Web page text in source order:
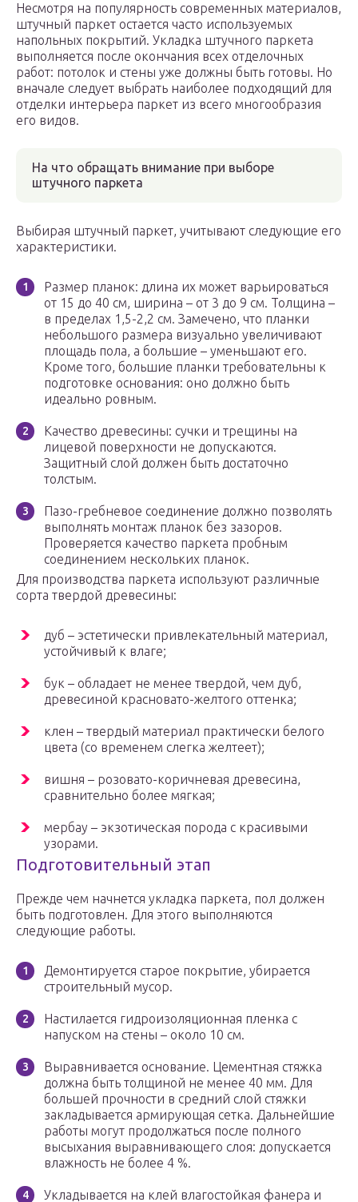
Несмотря на популярность современных материалов,
штучный паркет остается часто используемых
напольных покрытий. Укладка штучного паркета
выполняется после окончания всех отделочных
работ: потолок и стены уже должны быть готовы. Но
вначале следует выбрать наиболее подходящий для
отделки интерьера паркет из всего многообразия
его видов.
На что обращать внимание при выборе
штучного паркета
Выбирая штучный паркет, учитывают следующие его
характеристики.
Размер планок: длина их может варьироваться
от 15 до 40 см, ширина – от 3 до 9 см. Толщина –
в пределах 1,5-2,2 см. Замечено, что планки
небольшого размера визуально увеличивают
площадь пола, а большие – уменьшают его.
Кроме того, большие планки требовательны к
подготовке основания: оно должно быть
идеально ровным.
Качество древесины: сучки и трещины на
лицевой поверхности не допускаются.
Защитный слой должен быть достаточно
толстым.
Пазо-гребневое соединение должно позволять
выполнять монтаж планок без зазоров.
Проверяется качество паркета пробным
соединением нескольких планок.
Для производства паркета используют различные
сорта твердой древесины:
дуб – эстетически привлекательный материал,
устойчивый к влаге;
бук – обладает не менее твердой, чем дуб,
древесиной красновато-желтого оттенка;
клен – твердый материал практически белого
цвета (со временем слегка желтеет);
вишня – розовато-коричневая древесина,
сравнительно более мягкая;
мербау – экзотическая порода с красивыми
узорами.
Подготовительный этап
Прежде чем начнется укладка паркета, пол должен
быть подготовлен. Для этого выполняются
следующие работы.
Демонтируется старое покрытие, убирается
строительный мусор.
Настилается гидроизоляционная пленка с
напуском на стены – около 10 см.
Выравнивается основание. Цементная стяжка
должна быть толщиной не менее 40 мм. Для
большей прочности в средний слой стяжки
закладывается армирующая сетка. Дальнейшие
работы могут продолжаться после полного
высыхания выравнивающего слоя: допускается
влажность не более 4 %.
Укладывается на клей влагостойкая фанера и